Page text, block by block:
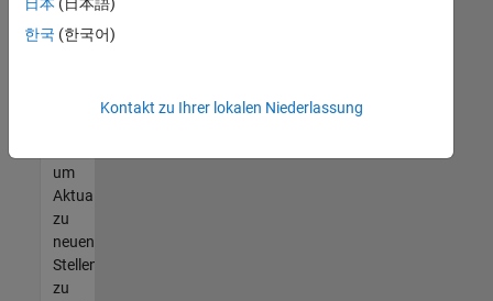
entsprechen,
werden
unseres
um
Aktualisierungen
zu
neuen
Stellenangeboten
zu
日本 (日本語)
한국 (한국어)
Kontakt zu Ihrer lokalen Niederlassung